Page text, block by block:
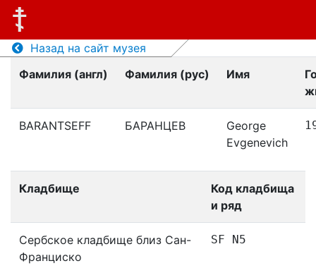
Назад на сайт музея
Фамилия (англ)
Фамилия (рус) Имя
BARANTSEFF БАРАНЦЕВ
George
Evgenevich
Кладбище
Код кладбища
и ряд
Сербское кладбище близ Сан-
Франциско
SF N5